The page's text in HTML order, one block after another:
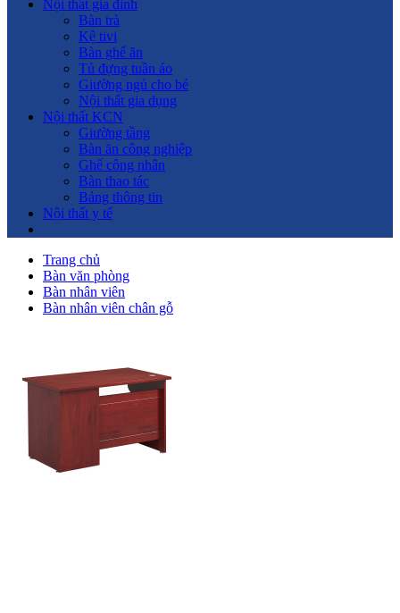
Nội thất gia đình
Bàn trà
Kệ tivi
Bàn ghế ăn
Tủ đựng tuần áo
Giường ngủ cho bé
Nội thất gia dụng
Nội thất KCN
Giường tầng
Bàn ăn công nghiệp
Ghế công nhân
Bàn thao tác
Bảng thông tin
Nội thất y tế
Trang chủ
Bàn văn phòng
Bàn nhân viên
Bàn nhân viên chân gỗ